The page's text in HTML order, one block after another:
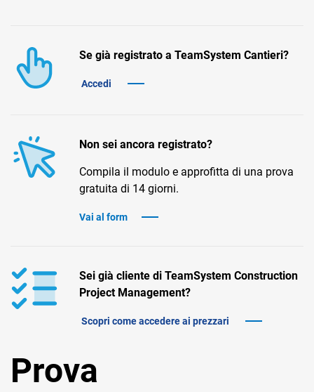
Financial Solutions
HR
TeamSystem Corporate
TeamSystem Store
Se già registrato a TeamSystem Cantieri?
Accedi
Non sei ancora registrato?
Compila il modulo e approfitta di una prova
gratuita di 14 giorni.
Vai al form
Sei già cliente di TeamSystem Construction
Project Management?
Scopri come accedere ai prezzari
Prova